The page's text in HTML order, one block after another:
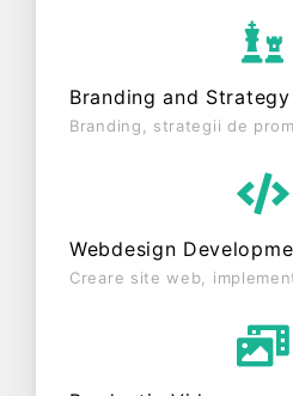
Branding and Strategy
Branding, strategii de
Webdesign
Creare site web,